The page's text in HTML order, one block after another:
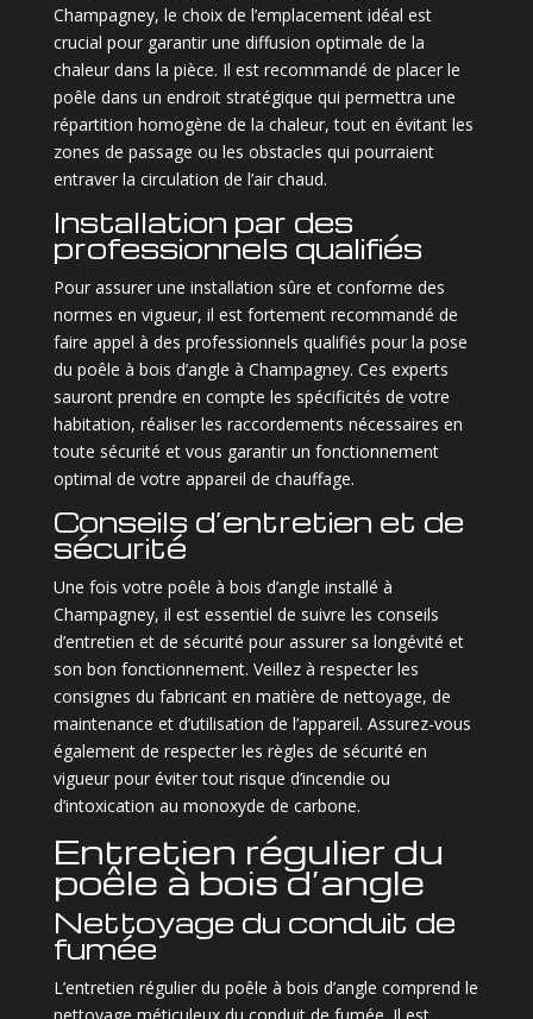
Champagney, le choix de l’emplacement idéal est
crucial pour garantir une diffusion optimale de la
chaleur dans la pièce. Il est recommandé de placer le
poêle dans un endroit stratégique qui permettra une
répartition homogène de la chaleur, tout en évitant les
zones de passage ou les obstacles qui pourraient
entraver la circulation de l’air chaud.
Installation par des
professionnels qualifiés
Pour assurer une installation sûre et conforme des
normes en vigueur, il est fortement recommandé de
faire appel à des professionnels qualifiés pour la pose
du poêle à bois d’angle à Champagney. Ces experts
sauront prendre en compte les spécificités de votre
habitation, réaliser les raccordements nécessaires en
toute sécurité et vous garantir un fonctionnement
optimal de votre appareil de chauffage.
Conseils d’entretien et de
sécurité
Une fois votre poêle à bois d’angle installé à
Champagney, il est essentiel de suivre les conseils
d’entretien et de sécurité pour assurer sa longévité et
son bon fonctionnement. Veillez à respecter les
consignes du fabricant en matière de nettoyage, de
maintenance et d’utilisation de l’appareil. Assurez-vous
également de respecter les règles de sécurité en
vigueur pour éviter tout risque d’incendie ou
d’intoxication au monoxyde de carbone.
Entretien régulier du
poêle à bois d’angle
Nettoyage du conduit de
fumée
L’entretien régulier du poêle à bois d’angle comprend le
nettoyage méticuleux du conduit de fumée. Il est